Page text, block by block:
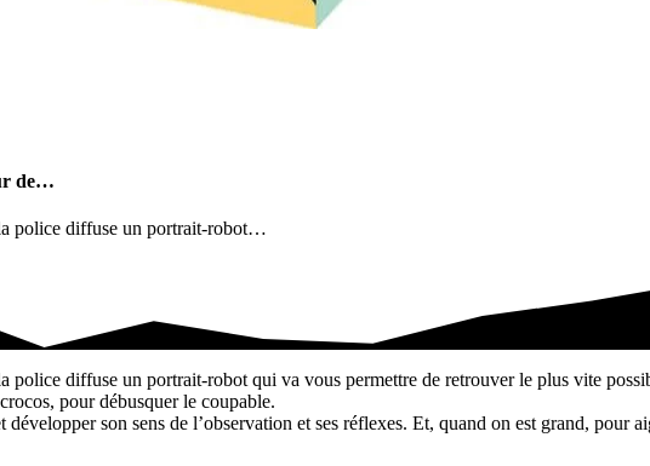
de…
la police diffuse un portrait-robot…
police diffuse un portrait-robot qui va vous permettre de retrouver le plus vite
pour débusquer le coupable.
son sens de l’observation et ses réflexes. Et, quand on est grand, pour